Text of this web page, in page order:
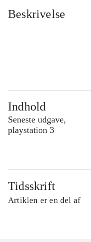
Beskrivelse
Indhold
Seneste udgave,
playstation 3
Tidsskrift
Artiklen er en del af